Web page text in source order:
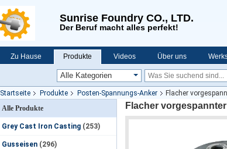
Sunrise Foundry CO., LTD.
Der Beruf macht alles perfekt!
Zu Hause Produkte Videos Über uns
Startseite Produkte Posten-Spannungs-Anker
Flacher
Alle Produkte
Grey Cast Iron Casting (253)
Gusseisen (296)
Flacher